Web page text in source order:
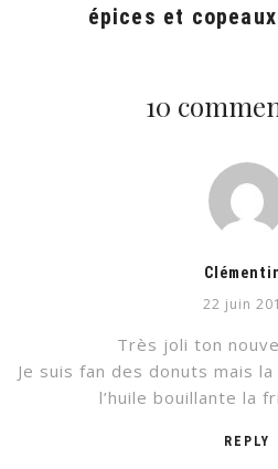
épices et
10
22 juin
REPLY
Très joli ton
Je suis fan des donuts mais
l’huile bouillante la